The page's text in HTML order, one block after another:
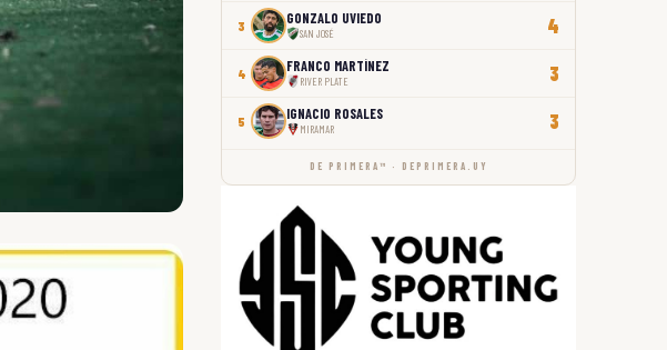
3 GONZALO UVIEDO
SAN JOSÉ 4
4 FRANCO MARTÍNEZ
RIVER PLATE 3
5 IGNACIO ROSALES
MIRAMAR 3
DE PRIMERA™ · DEPRIMERA.UY